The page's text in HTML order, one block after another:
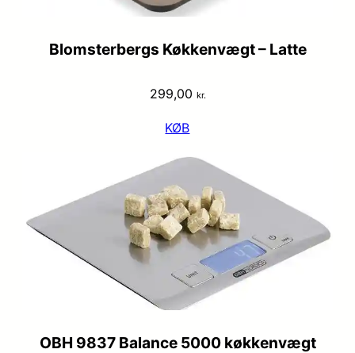
Blomsterbergs Køkkenvægt – Latte
299,00 kr.
KØB
OBH 9837 Balance 5000 køkkenvægt